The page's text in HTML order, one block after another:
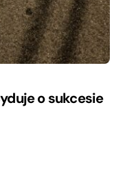
o sukcesie